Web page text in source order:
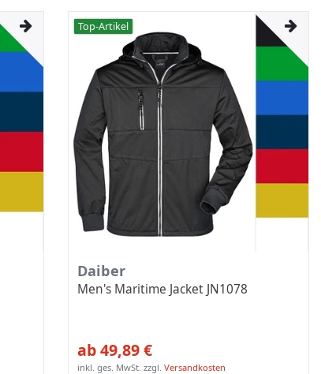
Top-Artikel
Daiber
Men's Maritime Jacket JN1078
ab 49,89 €
inkl. ges. MwSt. zzgl.Versandkosten